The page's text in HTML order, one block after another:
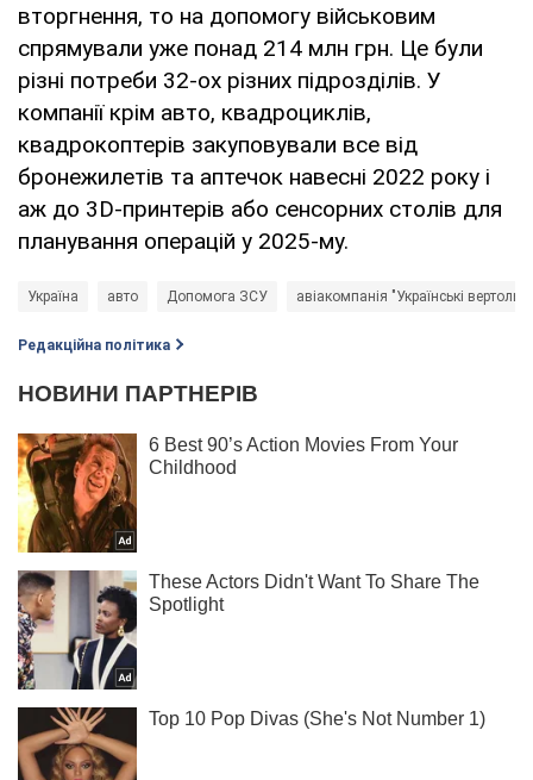
вторгнення, то на допомогу військовим
спрямували уже понад 214 млн грн. Це були
різні потреби 32-ох різних підрозділів. У
компанії крім авто, квадроциклів,
квадрокоптерів закуповували все від
бронежилетів та аптечок навесні 2022 року і
аж до 3D-принтерів або сенсорних столів для
планування операцій у 2025-му.
Україна авто Допомога ЗСУ авіакомпанія "Українські
Редакційна політика